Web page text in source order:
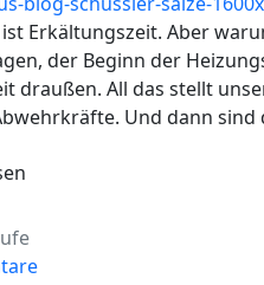
Erkältungszeit. Aber
der Beginn der
draußen. All das stellt
Und dann sind